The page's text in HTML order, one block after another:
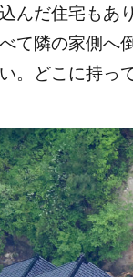
んだ住宅もあ
て隣の家側へ
。どこに持っ